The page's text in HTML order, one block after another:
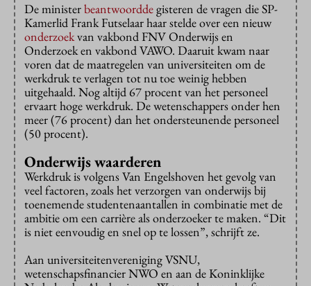
De ministerbeantwoorddegisteren de vragen die SP-
Kamerlid Frank Futselaar haar stelde over een nieuw
onderzoekvan vakbond FNV Onderwijs en
Onderzoek en vakbond VAWO. Daaruit kwam naar
voren dat de maatregelen van universiteiten om de
werkdruk te verlagen tot nu toe weinig hebben
uitgehaald. Nog altijd 67 procent van het personeel
ervaart hoge werkdruk. De wetenschappers onder hen
meer (76 procent) dan het ondersteunende personeel
(50 procent).
Onderwijs waarderen
Werkdruk is volgens Van Engelshoven het gevolg van
veel factoren, zoals het verzorgen van onderwijs bij
toenemende studentenaantallen in combinatie met de
ambitie om een carrière als onderzoeker te maken. “Dit
is niet eenvoudig en snel op te lossen”, schrijft ze.
Aan universiteitenvereniging VSNU,
wetenschapsfinancier NWO en aan de Koninklijke